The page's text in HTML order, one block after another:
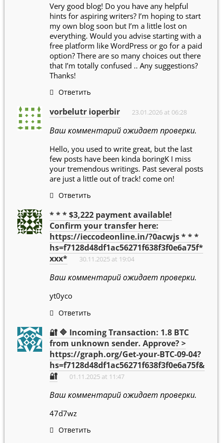
Very good blog! Do you have any helpful
hints for aspiring writers? I’m hoping to start
my own blog soon but I’m a little lost on
everything. Would you advise starting with a
free platform like WordPress or go for a paid
option? There are so many choices out there
that I’m totally confused .. Any suggestions?
Thanks!
Ответить
vorbelutr ioperbir 23.01.2026 at 06:28
Ваш комментарий ожидает проверки.
Hello, you used to write great, but the last
few posts have been kinda boringK I miss
your tremendous writings. Past several posts
are just a little out of track! come on!
Ответить
* * * $3,222 payment available!
Confirm your transfer here:
https://ieccodeonline.in/?0acwjs * * *
hs=f7128d48df1ac56271f638f3f0e6a75f*
ххх*
30.11.2025 at 19:04
Ваш комментарий ожидает проверки.
yt0yco
Ответить
🔐 🔷 Incoming Transaction: 1.8 BTC
from unknown sender. Approve? >
https://graph.org/Get-your-BTC-09-04?
hs=f7128d48df1ac56271f638f3f0e6a75f&
🔐
01.11.2025 at 11:47
Ваш комментарий ожидает проверки.
47d7wz
Ответить